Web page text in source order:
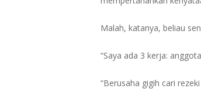
Malah, katanya, beliau
“Saya ada 3 kerja:
“Berusaha gigih cari